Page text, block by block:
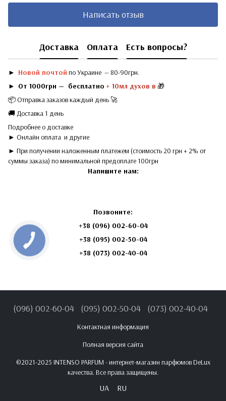
Написать отзыв
Доставка Оплата Есть вопросы?
► Новой почтой по Украине — 80-90грн.
► От 1000грн — бесплатно + 10мл духов в 🎁
📦 Отправка заказов каждый день 🚀
🚚 Доставка 1 день
Подробнее о доставке
► Онлайн оплата и другие
► При получении наложенным платежем (стоимость 20 грн + 2% от
суммы заказа) по минимальной предоплате 100грн
Напишите нам:
Позвоните:
+38 (096) 002-60-04
+38 (095) 002-50-04
+38 (073) 002-40-04
(096) 002-60-04 (095) 002-50-04 (073) 002-40-04
Контактная информация
Полная версия сайта
©2021-2025 INTENSO PARFUM - интернет-магазин парфюмов DeLux
качества. Все права защищены.
UA RU